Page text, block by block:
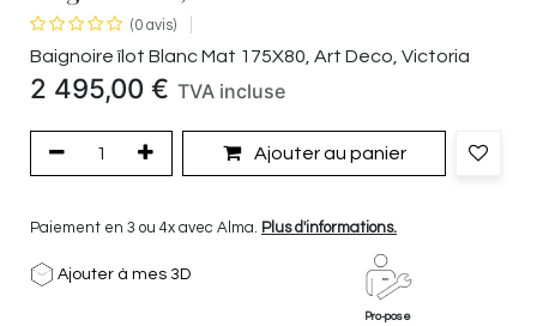
(0 avis)
Baignoire îlot Blanc Mat 175X80, Art Deco, Victoria
2 495,00 € TVA incluse
Ajouter au panier
Paiement en 3 ou 4x avec Alma. Plus d'informations.
Ajouter à mes 3D
Pro-pose